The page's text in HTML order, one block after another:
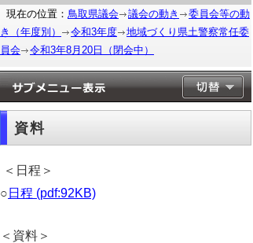
現在の位置： 鳥取県議会 議会の動き
委員会等の動
き（年度別）
令和3年度
地域づくり県土警察常任委
員会
令和3年8月20日（閉会中）
資料
＜日程＞
○ 日程 (pdf:92KB)
＜資料＞